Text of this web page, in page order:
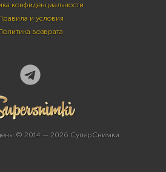
конфиденциальности
и условия
возврата
© 2014 — 2026 СуперСнимки